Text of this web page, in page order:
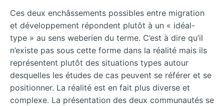
Ces deux enchâssements possibles entre migration
et développement répondent plutôt à un « idéal-
type » au sens weberien du terme. C’est à dire qu’il
n’existe pas sous cette forme dans la réalité mais ils
représentent plutôt des situations types autour
desquelles les études de cas peuvent se référer et se
positionner. La réalité est en fait plus diverse et
complexe. La présentation des deux communautés se